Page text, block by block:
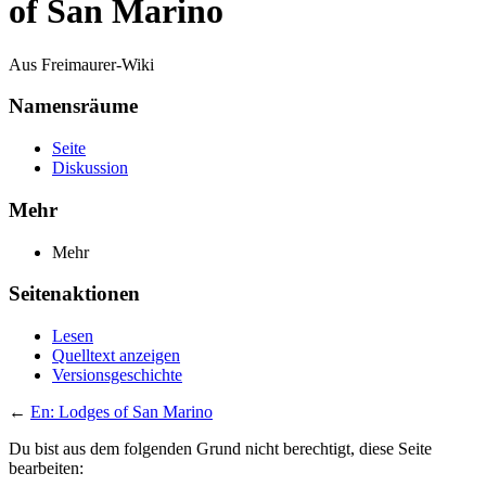
of San Marino
Aus Freimaurer-Wiki
Namensräume
Seite
Diskussion
Mehr
Mehr
Seitenaktionen
Lesen
Quelltext anzeigen
Versionsgeschichte
← En: Lodges of San Marino
Du bist aus dem folgenden Grund nicht berechtigt, diese Seite
bearbeiten: